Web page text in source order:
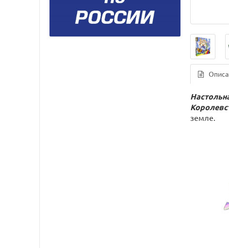
земле.